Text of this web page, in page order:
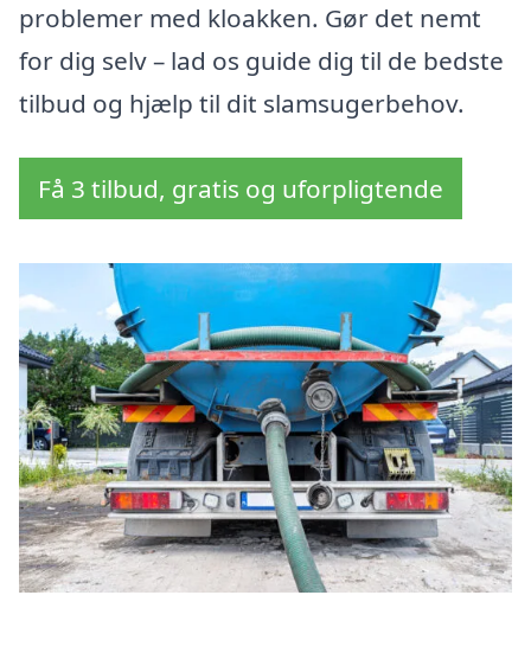
problemer med kloakken. Gør det nemt
for dig selv – lad os guide dig til de bedste
tilbud og hjælp til dit slamsugerbehov.
Få 3 tilbud, gratis og uforpligtende